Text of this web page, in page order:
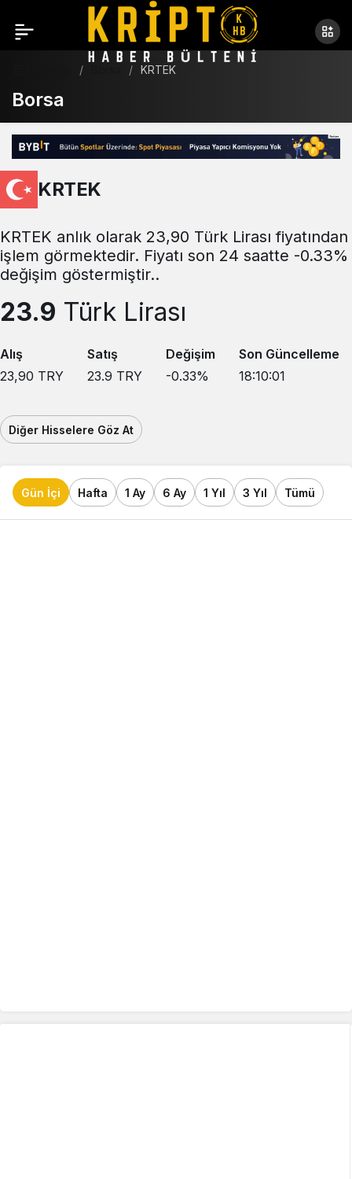
KRTEK
Borsa
KRTEK
KRTEK anlık olarak 23,90 Türk Lirası fiyatından
işlem görmektedir. Fiyatı son 24 saatte -0.33%
değişim göstermiştir..
23.9 Türk Lirası
Alış
23,90 TRY
Satış
23.9 TRY
Değişim
-0.33%
Son Güncelleme
18:10:01
Diğer Hisselere Göz At
Gün İçi Hafta 1 Ay 6 Ay 1 Yıl 3 Yıl Tümü